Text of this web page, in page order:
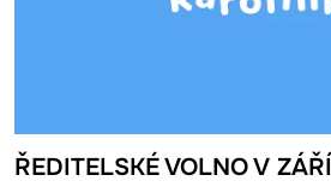
ŘEDITELSKÉ VOLNO V ZÁŘÍ